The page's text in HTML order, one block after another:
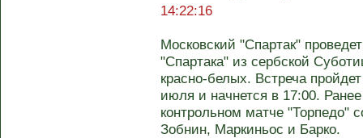
14:22:16
Московский "Спартак"
"Спартака" из сербской
красно-белых. Встреча
июля и начнется в 17:00.
контрольном матче "Торпедо"
Зобнин, Маркиньос и Барко.